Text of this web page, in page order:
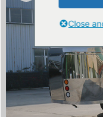
Close